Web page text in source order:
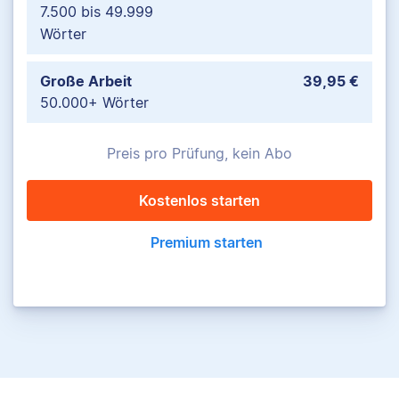
7.500 bis 49.999
Wörter
Große Arbeit
50.000+ Wörter
39,95 €
Preis pro Prüfung, kein Abo
Kostenlos starten
Premium starten